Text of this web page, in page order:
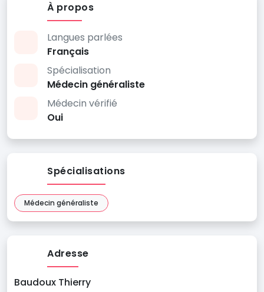
À propos
Langues parlées
Français
Spécialisation
Médecin généraliste
Médecin vérifié
Oui
Spécialisations
Médecin généraliste
Adresse
Baudoux Thierry